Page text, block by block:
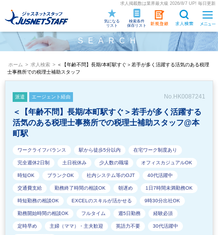
求人掲載数は業界最大級 2026/8/7 UP! 毎日更新
検索条件
保存リスト
気になる
リスト
SEARCH
ホーム > 求人検索 > ＜【年齢不問】長期/本町駅すぐ＞若手が多く活躍する活気のある税理
士事務所での税理士補助スタッフ
派遣 エージェント経由 No.HK0087241
＜【年齢不問】長期/本町駅すぐ＞若手が多く活躍する
活気のある税理士事務所での税理士補助スタッフ@本
町駅
ワークライフバランス 駅から徒歩5分以内 在宅ワーク制度あり
完全週休2日制 土日祝休み 少人数の職場 オフィスカジュアルOK
時短OK ブランクOK 社内システム等のOJT 40代活躍中
交通費支給 勤務終了時間の相談OK 朝遅め 1日7時間未満勤務OK
時短勤務の相談OK EXCELのスキルが活かせる 9時30分出社OK
勤務開始時間の相談OK フルタイム 週5日勤務 経験必須
定時早め 主婦（ママ）・主夫歓迎 英語力不要 30代活躍中